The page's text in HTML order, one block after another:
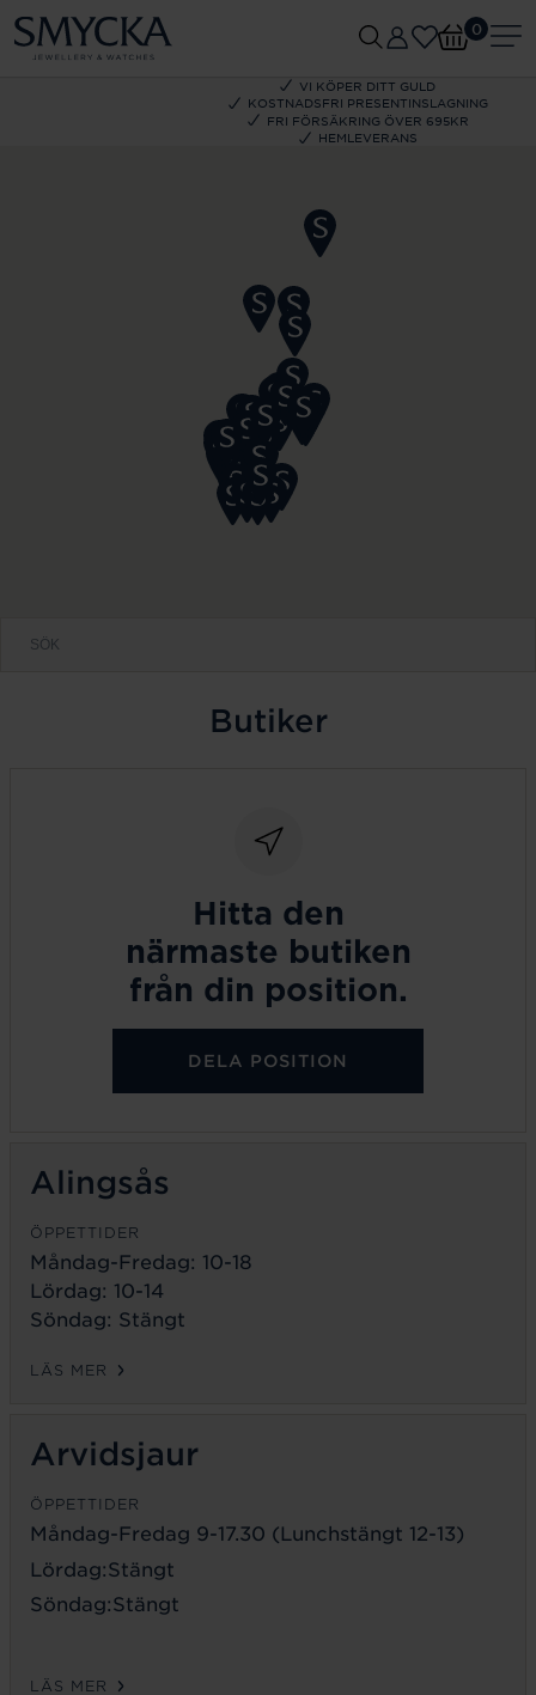
VI KÖPER DITT GULD
KOSTNADSFRI PRESENTINSLAGNING
FRI FÖRSÄKRING ÖVER 695KR
HEMLEVERANS
0
Butiker
Hitta den
närmaste butiken
från din position.
DELA POSITION
Alingsås
ÖPPETTIDER
Måndag-Fredag: 10-18
Lördag: 10-14
Söndag: Stängt
LÄS MER
Arvidsjaur
ÖPPETTIDER
Måndag-Fredag 9-17.30 (Lunchstängt 12-13)
Lördag:Stängt
Söndag:Stängt
LÄS MER